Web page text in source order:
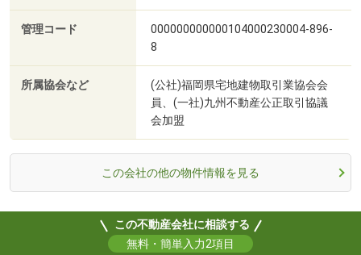
管理コード
000000000000104000230004-896-
8
所属協会など
(公社)福岡県宅地建物取引業協会会
員、(一社)九州不動産公正取引協議
会加盟
この会社の他の物件情報を見る
この不動産会社に相談する
無料・簡単入力2項目